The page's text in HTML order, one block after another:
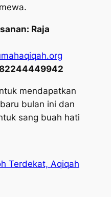
Raja
mendapatkan
bulan ini dan
sang buah hati
Terdekat, Aqiqah